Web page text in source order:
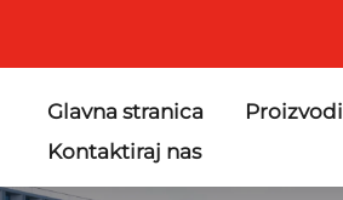
Glavna stranica Proizvodi
Kontaktiraj nas